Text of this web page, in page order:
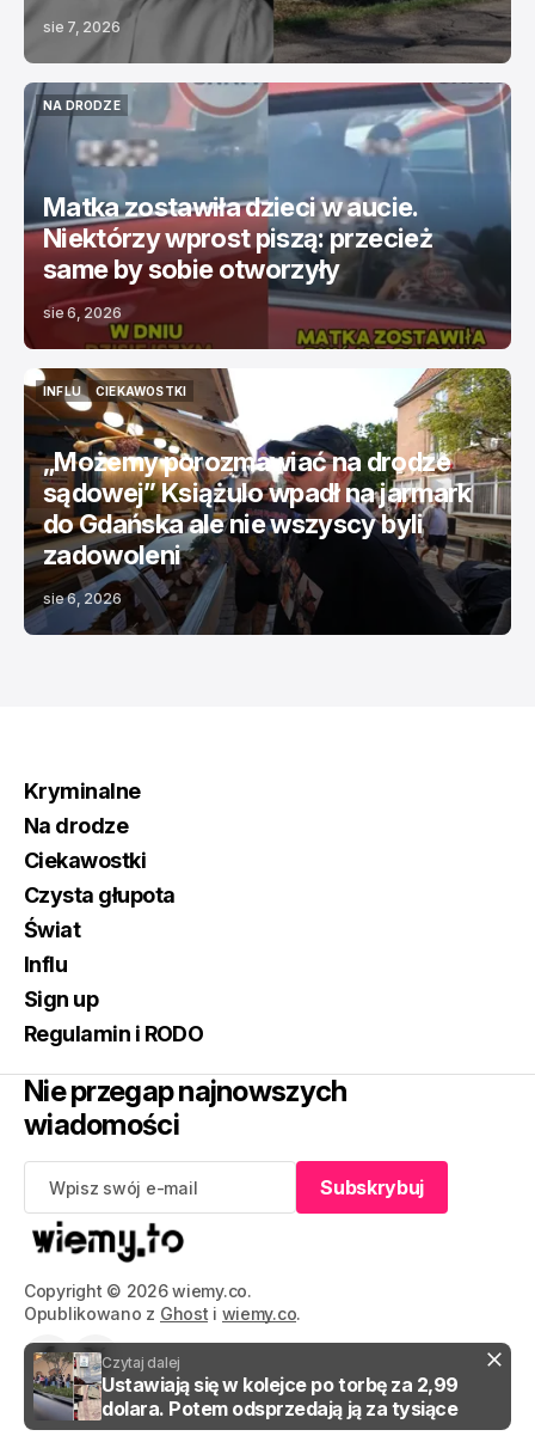
Czytaj dalej
Ustawiają się w kolejce po torbę za 2,99
dolara. Potem odsprzedają ją za tysiące
sie 7, 2026
NA DRODZE
NA DRODZE
Matka zostawiła dzieci w aucie.
Niektórzy wprost piszą: przecież
same by sobie otworzyły
sie 6, 2026
INFLU
INFLU
CIEKAWOSTKI
CIEKAWOSTKI
„Możemy porozmawiać na drodze
sądowej” Książulo wpadł na jarmark
do Gdańska ale nie wszyscy byli
zadowoleni
sie 6, 2026
Copyright © 2026 wiemy.co.
Opublikowano z Ghost i wiemy.co.
Kryminalne
Na drodze
Ciekawostki
Czysta głupota
Świat
Influ
Sign up
Regulamin i RODO
Nie przegap najnowszych
wiadomości
Subskrybuj
Subskrybuj